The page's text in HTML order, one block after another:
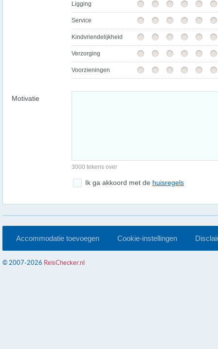
Ligging
Service
Kindvriendelijkheid
Verzorging
Voorzieningen
Motivatie
3000 tekens over
Ik ga akkoord met de huisregels
Accommodatie toevoegen Cookie-instellingen
© 2007-2026 ReisChecker.nl